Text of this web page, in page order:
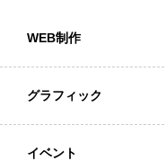
WEB制作
グラフィック
イベント